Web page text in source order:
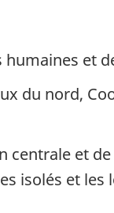
et
du nord,
centrale et
isolés et les